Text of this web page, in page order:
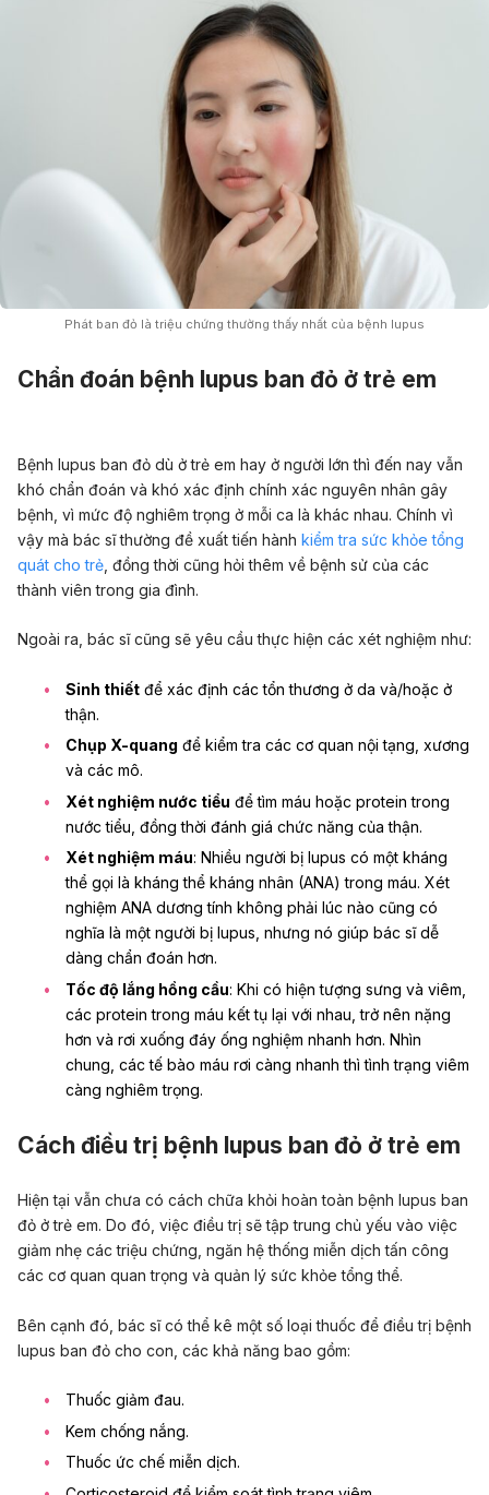
Phát ban đỏ là triệu chứng thường thấy nhất của bệnh lupus
Chẩn đoán bệnh lupus ban đỏ ở trẻ em
Bệnh lupus ban đỏ dù ở trẻ em hay ở người lớn thì đến nay vẫn
khó chẩn đoán và khó xác định chính xác nguyên nhân gây
bệnh, vì mức độ nghiêm trọng ở mỗi ca là khác nhau. Chính vì
vậy mà bác sĩ thường đề xuất tiến hành kiểm tra sức khỏe tổng
quát cho trẻ , đồng thời cũng hỏi thêm về bệnh sử của các
thành viên trong gia đình.
Ngoài ra, bác sĩ cũng sẽ yêu cầu thực hiện các xét nghiệm như:
Sinh thiết để xác định các tổn thương ở da và/hoặc ở
thận.
Chụp X-quang để kiểm tra các cơ quan nội tạng, xương
và các mô.
Xét nghiệm nước tiểu để tìm máu hoặc protein trong
nước tiểu, đồng thời đánh giá chức năng của thận.
Xét nghiệm máu: Nhiều người bị lupus có một kháng
thể gọi là kháng thể kháng nhân (ANA) trong máu. Xét
nghiệm ANA dương tính không phải lúc nào cũng có
nghĩa là một người bị lupus, nhưng nó giúp bác sĩ dễ
dàng chẩn đoán hơn.
Tốc độ lắng hồng cầu: Khi có hiện tượng sưng và viêm,
các protein trong máu kết tụ lại với nhau, trở nên nặng
hơn và rơi xuống đáy ống nghiệm nhanh hơn. Nhìn
chung, các tế bào máu rơi càng nhanh thì tình trạng viêm
càng nghiêm trọng.
Cách điều trị bệnh lupus ban đỏ ở trẻ em
Hiện tại vẫn chưa có cách chữa khỏi hoàn toàn bệnh lupus ban
đỏ ở trẻ em. Do đó, việc điều trị sẽ tập trung chủ yếu vào việc
giảm nhẹ các triệu chứng, ngăn hệ thống miễn dịch tấn công
các cơ quan quan trọng và quản lý sức khỏe tổng thể.
Bên cạnh đó, bác sĩ có thể kê một số loại thuốc để điều trị bệnh
lupus ban đỏ cho con, các khả năng bao gồm:
Thuốc giảm đau.
Kem chống nắng.
Thuốc ức chế miễn dịch.